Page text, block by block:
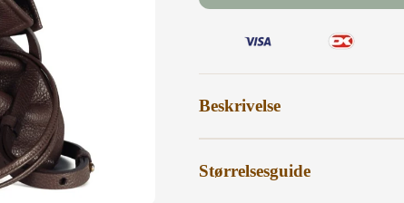
Beskrivelse
Størrelsesguide